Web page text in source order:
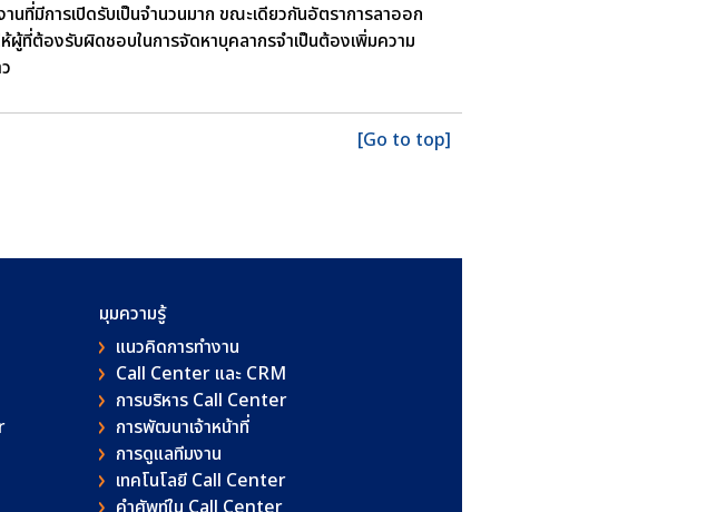
นที่มีการเปิดรับเป็นจำนวนมาก ขณะเดียวกันอัตราการลาออก
ผู้ที่ต้องรับผิดชอบในการจัดหาบุคลากรจำเป็นต้องเพิ่มความ
[Go to top]
มุมความรู้
แนวคิดการทำงาน
Call Center และ CRM
การบริหาร Call Center
การพัฒนาเจ้าหน้าที่
การดูแลทีมงาน
เทคโนโลยี Call Center